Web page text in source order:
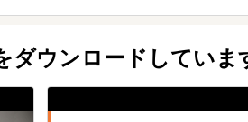
ダウンロードしていま